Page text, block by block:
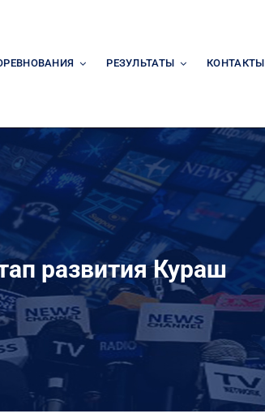
РЕЗУЛЬТАТЫ КОНТАКТЫ
развития Кураш